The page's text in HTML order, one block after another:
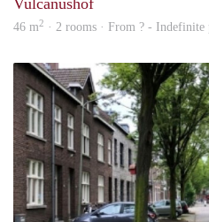
46 m2 · 2 rooms · From ? - Indefinite